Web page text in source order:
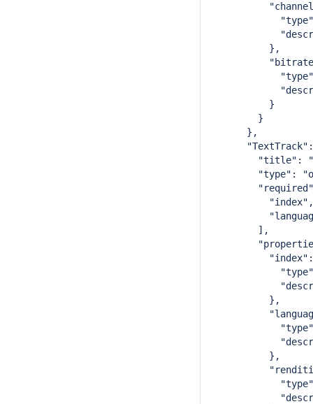
"type":
},
"type":
}
}
},
"title":
"type":
"index",
],
"index":
"type":
},
"type":
},
"type":